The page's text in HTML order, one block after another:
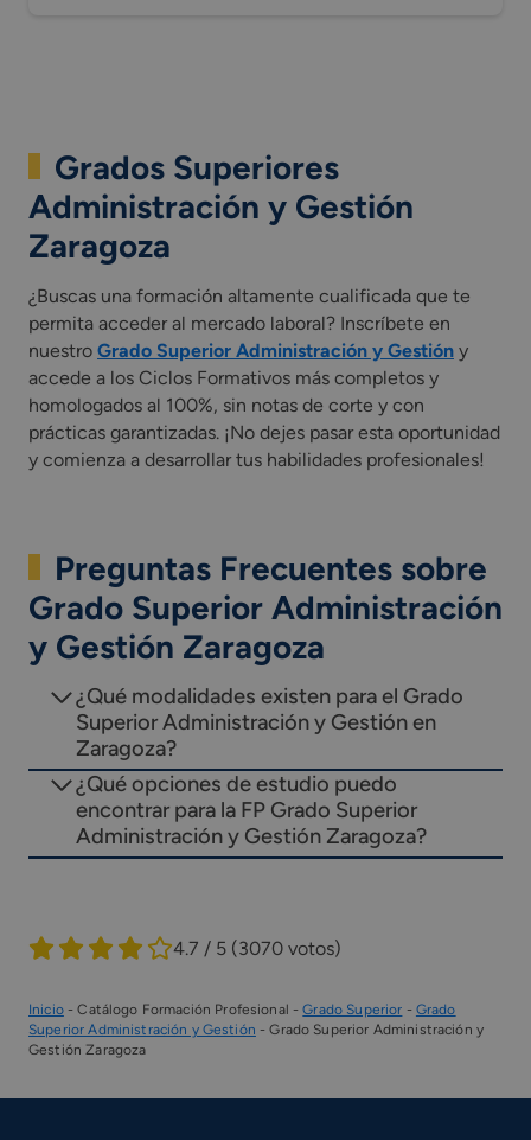
Grados Superiores
Administración y Gestión
Zaragoza
¿Buscas una formación altamente cualificada que te
permita acceder al mercado laboral? Inscríbete en
nuestro Grado Superior Administración y Gestión y
accede a los Ciclos Formativos más completos y
homologados al 100%, sin notas de corte y con
prácticas garantizadas. ¡No dejes pasar esta oportunidad
y comienza a desarrollar tus habilidades profesionales!
Preguntas Frecuentes sobre
Grado Superior Administración
y Gestión Zaragoza
¿Qué modalidades existen para el Grado
Superior Administración y Gestión en
Zaragoza?
¿Qué opciones de estudio puedo
encontrar para la FP Grado Superior
Administración y Gestión Zaragoza?
4.7 / 5 (3070 votos)
Inicio-Catálogo Formación Profesional -Grado Superior - Grado
Superior Administración y Gestión -Grado Superior Administración y
Gestión Zaragoza